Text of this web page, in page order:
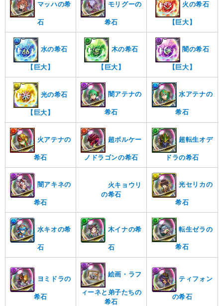
マッハの希
石
モリグーの
希石
火の希石
【巨大】
水の希石
【巨大】
木の希石
【巨大】
闇の希石
【巨大】
光の希石
【巨大】
闇アテナの
希石
水アテナの
希石
火アテナの
希石
超ボルケー
ノドラゴンの希石
超転生オデ
ドラの希石
闇アキネの
希石
火キョウリ 光セリカの
希石
水キオの希
石
木イナの希
石
転生ゼラの
希石
ヨミドラの
希石
絵画・ラフ
ィーネと弟子たちの
希石
ティフォン
の希石